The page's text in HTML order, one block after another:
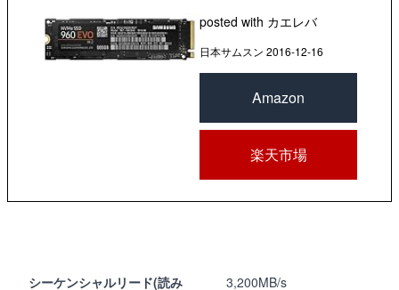
posted with カエレバ
日本サムスン 2016-12-16
Amazon
楽天市場
シーケンシャルリード(読み
3,200MB/s